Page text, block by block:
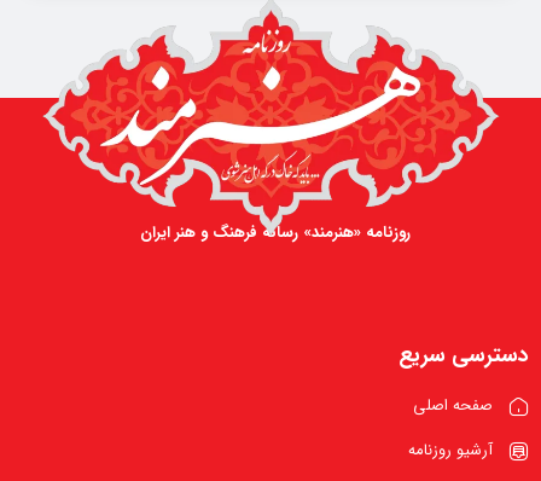
روزنامه «هنرمند» رسانه فرهنگ و هنر ایران
دسترسی سریع
صفحه اصلی
آرشیو روزنامه